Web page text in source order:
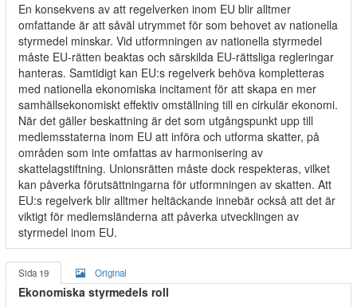
En konsekvens av att regelverken inom EU blir alltmer
omfattande är att såväl utrymmet för som behovet av nationella
styrmedel minskar. Vid utformningen av nationella styrmedel
måste EU-rätten beaktas och särskilda EU-rättsliga regleringar
hanteras. Samtidigt kan EU:s regelverk behöva kompletteras
med nationella ekonomiska incitament för att skapa en mer
samhällsekonomiskt effektiv omställning till en cirkulär ekonomi.
När det gäller beskattning är det som utgångspunkt upp till
medlemsstaterna inom EU att införa och utforma skatter, på
områden som inte omfattas av harmonisering av
skattelagstiftning. Unionsrätten måste dock respekteras, vilket
kan påverka förutsättningarna för utformningen av skatten. Att
EU:s regelverk blir alltmer heltäckande innebär också att det är
viktigt för medlemsländerna att påverka utvecklingen av
styrmedel inom EU.
Sida 19 Original
Ekonomiska styrmedels roll